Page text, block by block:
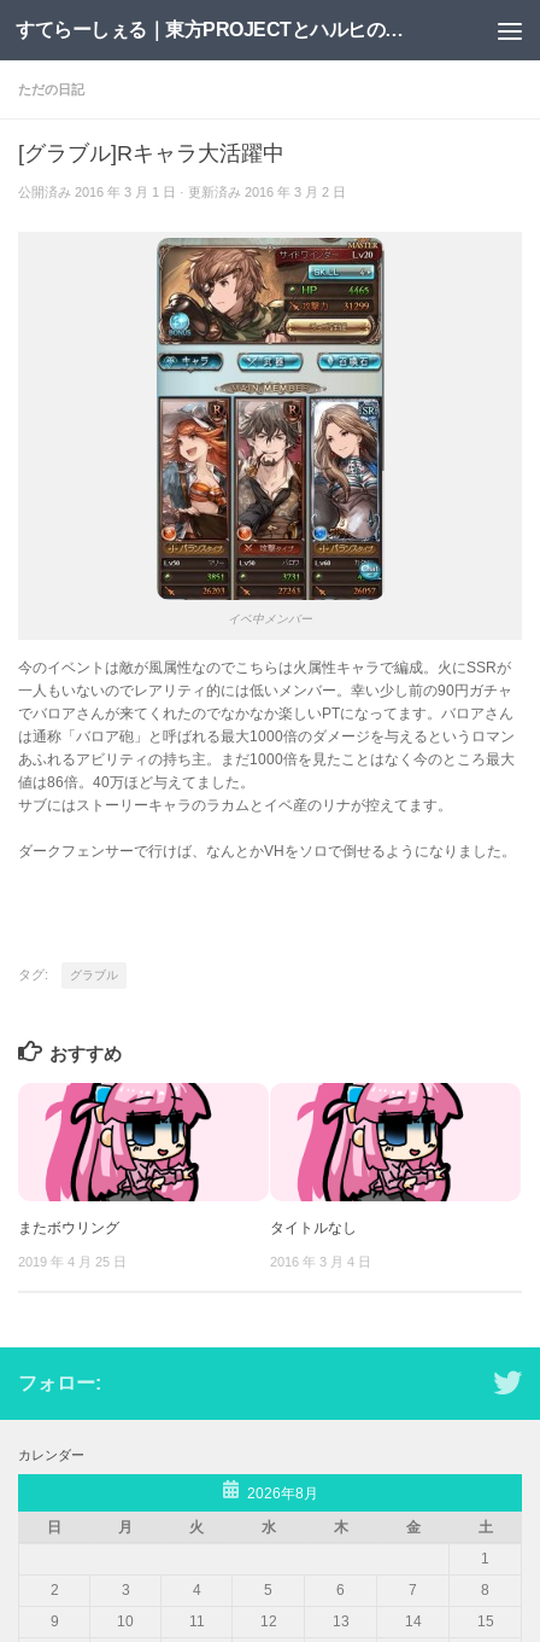
コンテンツへスキップ すてらーしぇる｜東方PROJECTとハルヒの二次創作サイト
ただの日記
[グラブル]Rキャラ大活躍中
公開済み 2016 年 3 月 1 日 · 更新済み 2016 年 3 月 2 日
イベ中メンバー
今のイベントは敵が風属性なのでこちらは火属性キャラで編成。火にSSRが
一人もいないのでレアリティ的には低いメンバー。幸い少し前の90円ガチャ
でバロアさんが来てくれたのでなかなか楽しいPTになってます。バロアさん
は通称「バロア砲」と呼ばれる最大1000倍のダメージを与えるというロマン
あふれるアビリティの持ち主。まだ1000倍を見たことはなく今のところ最大
値は86倍。40万ほど与えてました。
サブにはストーリーキャラのラカムとイベ産のリナが控えてます。
ダークフェンサーで行けば、なんとかVHをソロで倒せるようになりました。
タグ: グラブル
おすすめ
またボウリング
2019 年 4 月 25 日
タイトルなし
2016 年 3 月 4 日
フォロー:
カレンダー
2026年8月
日
月 火 水 木 金
土
1
2
3 4 5 6 7
8
9
10 11 12 13 14
15